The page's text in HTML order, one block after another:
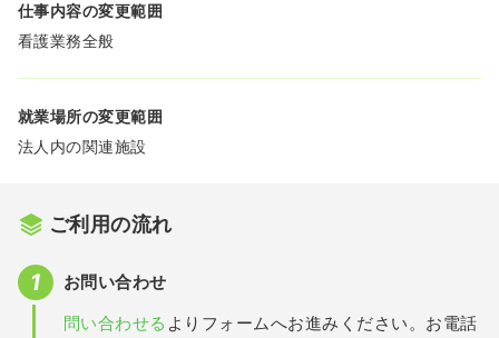
仕事内容の変更範囲
看護業務全般
就業場所の変更範囲
法人内の関連施設
ご利用の流れ
お問い合わせ
問い合わせる よりフォームへお進みください。お電話